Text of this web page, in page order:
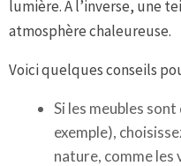
lumière. À l’inverse, une
atmosphère chaleureuse.
Voici quelques conseils
Si les meubles
exemple),
nature, comme les